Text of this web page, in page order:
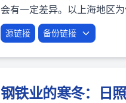
会有一定差异。以上海地区
源链接 备份链接
钢铁业的寒冬：日